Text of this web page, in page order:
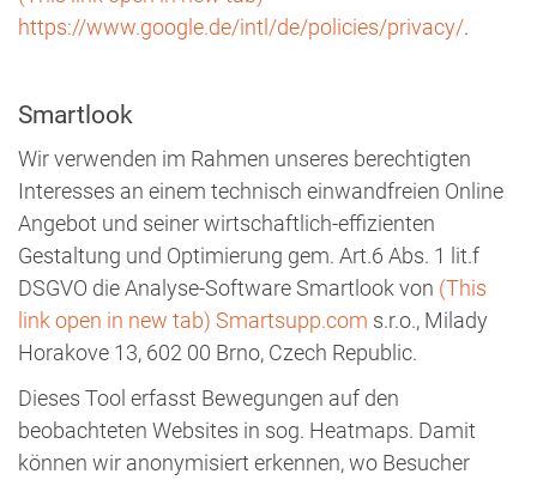
https://www.google.de/intl/de/policies/privacy/.
Smartlook
Wir verwenden im Rahmen unseres berechtigten
Interesses an einem technisch einwandfreien Online
Angebot und seiner wirtschaftlich-effizienten
Gestaltung und Optimierung gem. Art.6 Abs. 1 lit.f
DSGVO die Analyse-Software Smartlook von (This
link open in new tab) Smartsupp.com s.r.o., Milady
Horakove 13, 602 00 Brno, Czech Republic.
Dieses Tool erfasst Bewegungen auf den
beobachteten Websites in sog. Heatmaps. Damit
können wir anonymisiert erkennen, wo Besucher